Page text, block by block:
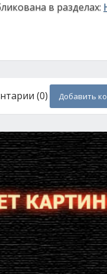
в разделах:
(0) Добавить